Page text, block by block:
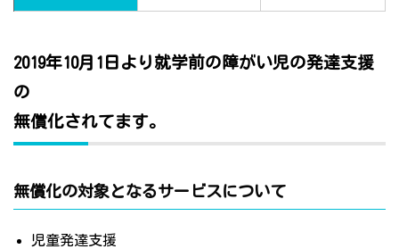
2019年10月1日より就学前の障がい児の発達支援
の
無償化されてます。
無償化の対象となるサービスについて
児童発達支援